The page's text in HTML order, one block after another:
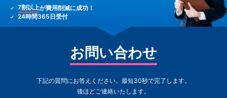
7割以上が費用削減に成功！
24時間365日受付
お問い合わせ
下記の質問にお答えください。最短30秒で完了します。
後ほどご連絡いたします。